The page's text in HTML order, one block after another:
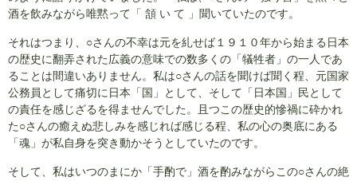
酒を飲みながら唯黙って「 頷 い て 」聞いていたのです。
それはつまり、○さんの不幸は元を糺せば１９１０年から始まる日本
の歴史に翻弄された広義の意味での数多くの「犠牲者」の一人であ
ることは間違いありません。私は○さんの話を聞けば聞く程、元国家
公務員として痛切に日本「国」として、そして「日本国」民として
の責任を感じざるを得ませんでした。且つこの歴史的慘禍に砕かれ
た○さんの癒えぬ悲しみを感じれば感じる程、私の心の奥底にある
「魂」が私自身を突き動かそうとしていたのです。
そして、私はいつのまにか「手酌で」酒を酌みながらこの○さんの絶